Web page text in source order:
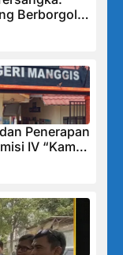
Berborgol,
Teka-teki
Penerapan
IV “Kami